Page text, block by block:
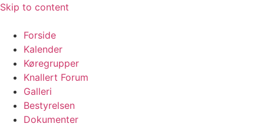
Skip to content
Forside
Kalender
Køregrupper
Knallert Forum
Galleri
Bestyrelsen
Dokumenter